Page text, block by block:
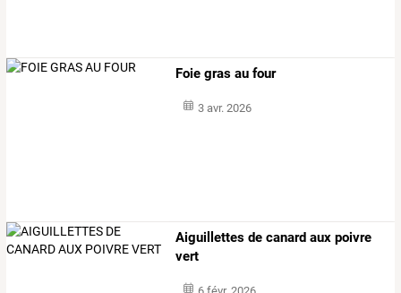
Foie gras au four
3 avr. 2026
Aiguillettes de canard aux poivre
vert